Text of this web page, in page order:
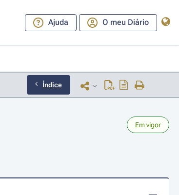
Ajuda O meu Diário
Índice
Em vigor